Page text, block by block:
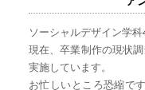
ソーシャルデザイン学
現在、卒業制作の現状
実施しています。
お忙しいところ恐縮で